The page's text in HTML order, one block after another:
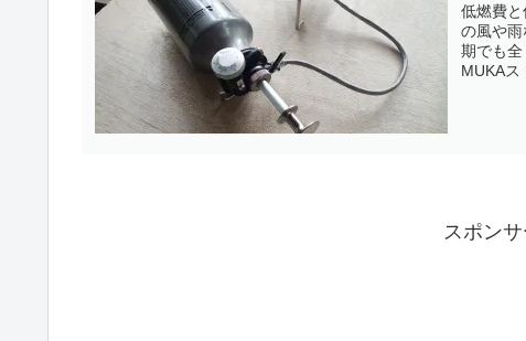
低燃費
の風や
期でも
MUKAス
スポン